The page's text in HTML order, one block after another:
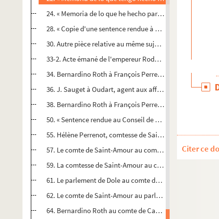
24. « Memoria de lo que he hecho para el ser.o del s.r
28. « Copie d'une sentence rendue à Naples par laquelle
30. Autre pièce relative au même sujet, « qua [François
33-2. Acte émané de l'empereur Rodolphe II et adressé à
34. Bernardino Roth à François Perrenot, comte de
36. J. Sauget à Oudart, agent aux affaires du comte de
38. Bernardino Roth à François Perrenot, comte de
50. « Sentence rendue au Conseil de Sa Majesté
55. Hélène Perrenot, comtesse de Saint-Amour, au
57. Le comte de Saint-Amour au comte de Cantecroy. 18
59. La comtesse de Saint-Amour au comte de Cantecroy.
61. Le parlement de Dole au comte de Saint-Amour. Dole,
62. Le comte de Saint-Amour au parlement de Dole. 10
64. Bernardino Roth au comte de Cantecroy. Venise, 28
Citer ce